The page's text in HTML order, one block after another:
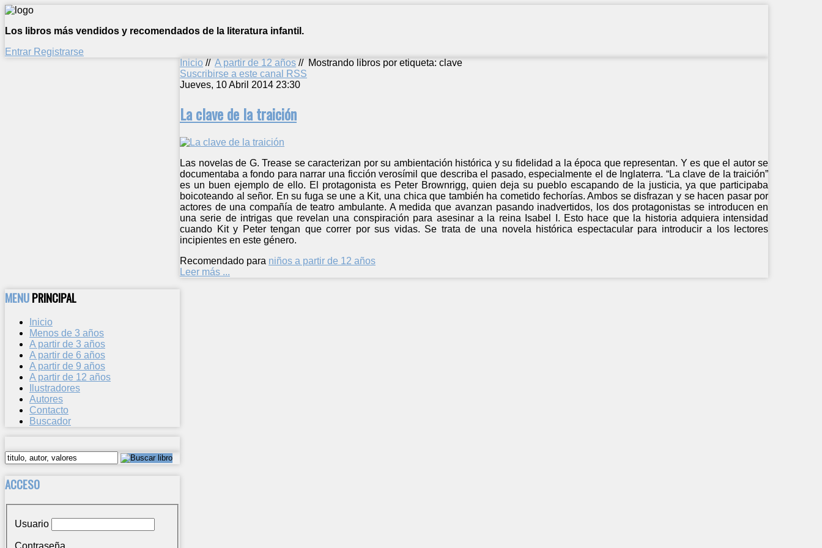
Los libros más vendidos y recomendados de la literatura infantil.
Entrar Registrarse
Inicio // A partir de 12 años // Mostrando libros por etiqueta: clave
Suscribirse a este canal RSS
Jueves, 10 Abril 2014 23:30
La clave de la traición
Las novelas de G. Trease se caracterizan por su ambientación histórica y su fidelidad a la época que representan. Y es que el autor se
documentaba a fondo para narrar una ficción verosímil que describa el pasado, especialmente el de Inglaterra. “La clave de la traición”
es un buen ejemplo de ello. El protagonista es Peter Brownrigg, quien deja su pueblo escapando de la justicia, ya que participaba
boicoteando al señor. En su fuga se une a Kit, una chica que también ha cometido fechorías. Ambos se disfrazan y se hacen pasar por
actores de una compañía de teatro ambulante. A medida que avanzan pasando inadvertidos, los dos protagonistas se introducen en
una serie de intrigas que revelan una conspiración para asesinar a la reina Isabel I. Esto hace que la historia adquiera intensidad
cuando Kit y Peter tengan que correr por sus vidas. Se trata de una novela histórica espectacular para introducir a los lectores
incipientes en este género.
Recomendado para niños a partir de 12 años
Leer más ...
MENUPRINCIPAL
Inicio
Menos de 3 años
A partir de 3 años
A partir de 6 años
A partir de 9 años
A partir de 12 años
Ilustradores
Autores
Contacto
Buscador
ACCESO
Usuario